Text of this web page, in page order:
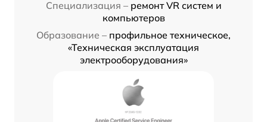
Специализация – ремонт VR систем и
компьютеров
Образование – профильное техническое,
«Техническая эксплуатация
электрооборудования»